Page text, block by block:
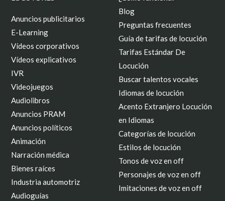
Anuncios publicitarios
E-Learning
Vídeos corporativos
Vídeos explicativos
IVR
Videojuegos
Audiolibros
Anuncios PRAM
Anuncios políticos
Animación
Narración médica
Bienes raíces
Industria automotriz
Audioguías
Blog
Preguntas frecuentes
Guía de tarifas de locución
Tarifas Estándar De
Locución
Buscar talentos vocales
Idiomas de locución
Acento Extranjero Locución
en Idiomas
Categorías de locución
Estilos de locución
Tonos de voz en off
Personajes de voz en off
Imitaciones de voz en off